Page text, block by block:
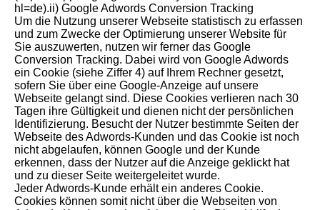
hl=de).ii) Google Adwords Conversion Tracking
Um die Nutzung unserer Webseite statistisch zu erfassen
und zum Zwecke der Optimierung unserer Website für
Sie auszuwerten, nutzen wir ferner das Google
Conversion Tracking. Dabei wird von Google Adwords
ein Cookie (siehe Ziffer 4) auf Ihrem Rechner gesetzt,
sofern Sie über eine Google-Anzeige auf unsere
Webseite gelangt sind. Diese Cookies verlieren nach 30
Tagen ihre Gültigkeit und dienen nicht der persönlichen
Identifizierung. Besucht der Nutzer bestimmte Seiten der
Webseite des Adwords-Kunden und das Cookie ist noch
nicht abgelaufen, können Google und der Kunde
erkennen, dass der Nutzer auf die Anzeige geklickt hat
und zu dieser Seite weitergeleitet wurde.
Jeder Adwords-Kunde erhält ein anderes Cookie.
Cookies können somit nicht über die Webseiten von